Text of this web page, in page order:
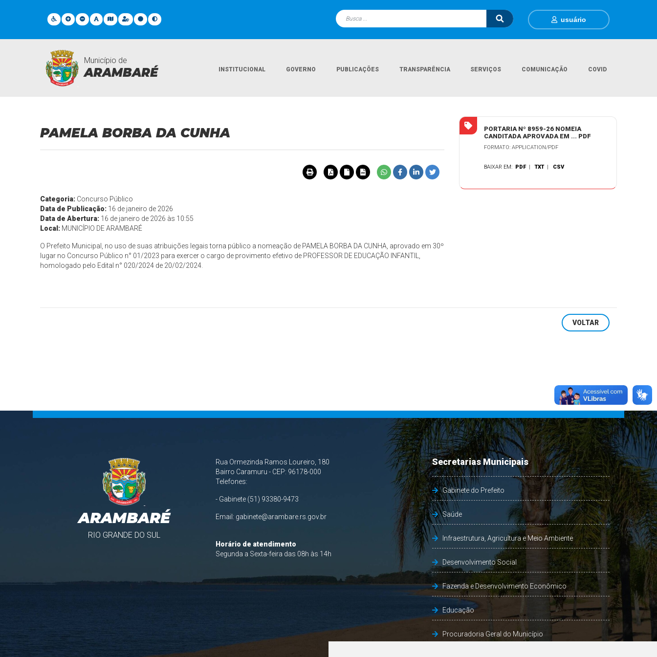
usuário
Município de
ARAMBARÉ INSTITUCIONAL GOVERNO PUBLICAÇÕES TRANSPARÊNCIA SERVIÇOS COMUNICAÇÃO COVID
Contratações
PAMELA BORBA DA CUNHA
Categoria: Concurso Público
Data de Publicação: 16 de janeiro de 2026
Data de Abertura: 16 de janeiro de 2026 às 10:55
Local: MUNICÍPIO DE ARAMBARÉ
O Prefeito Municipal, no uso de suas atribuições legais torna público a nomeação de PAMELA BORBA DA CUNHA, aprovado em 30º
lugar no Concurso Público n° 01/2023 para exercer o cargo de provimento efetivo de PROFESSOR DE EDUCAÇÃO INFANTIL,
homologado pelo Edital n° 020/2024 de 20/02/2024.
PORTARIA Nº 8959-26 NOMEIA
CANDITADA APROVADA EM ... PDF
FORMATO: APPLICATION/PDF
BAIXAR EM: PDF |TXT | CSV
VOLTAR
ARAMBARÉ
RIO GRANDE DO SUL
Rua Ormezinda Ramos Loureiro, 180
Bairro Caramuru - CEP: 96178-000
Telefones:
- Gabinete (51) 93380-9473
Email: gabinete@arambare.rs.gov.br
Horário de atendimento
Segunda a Sexta-feira das 08h às 14h
Secretarias Municipais
Gabinete do Prefeito
Saúde
Infraestrutura, Agricultura e Meio Ambiente
Desenvolvimento Social
Fazenda e Desenvolvimento Econômico
Educação
Procuradoria Geral do Município